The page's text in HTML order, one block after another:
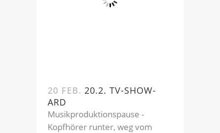
20 FEB. 20.2. TV-SHOW-
ARD
Musikproduktionspause -
Kopfhörer runter, weg vom